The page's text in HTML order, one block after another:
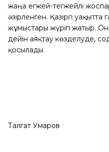
жаңа егжей-тегжейлі
әзірленген. Қазіргі
жұмыстары жүріп жатыр.
дейін аяқтау көзделуде,
қосылады.
Талгат Умаров